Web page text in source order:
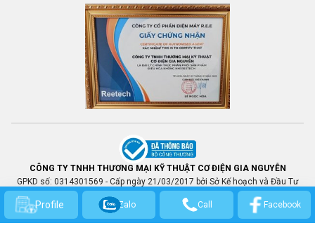
CÔNG TY TNHH THƯƠNG MẠI KỸ THUẬT CƠ ĐIỆN GIA NGUYỄN
GPKD số: 0314301569 - Cấp ngày 21/03/2017 bởi Sở Kế hoạch và Đầu Tư
TP.HCM.
Profile Zalo Call Facebook